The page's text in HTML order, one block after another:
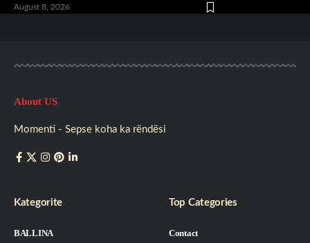
August 8, 2026
About US
Momenti - Sepse koha ka rëndësi
Kategorite
BALLINA
Top Categories
Contact